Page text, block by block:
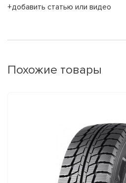
+добавить статью или видео
Похожие товары